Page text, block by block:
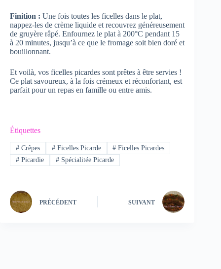
Finition : Une fois toutes les ficelles dans le plat,
nappez-les de crème liquide et recouvrez généreusement
de gruyère râpé. Enfournez le plat à 200°C pendant 15
à 20 minutes, jusqu’à ce que le fromage soit bien doré et
bouillonnant.
Et voilà, vos ficelles picardes sont prêtes à être servies !
Ce plat savoureux, à la fois crémeux et réconfortant, est
parfait pour un repas en famille ou entre amis.
Étiquettes
#Crêpes #Ficelles Picarde # Ficelles Picardes
#Picardie #Spécialitée Picarde
PRÉCÉDENT SUIVANT